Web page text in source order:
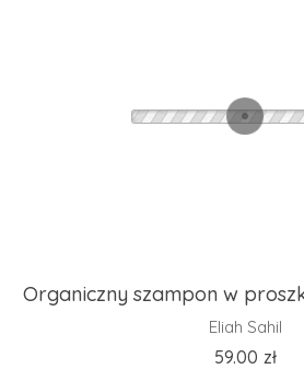
Organiczny szampon w
Eliah Sahil
59.00 zł